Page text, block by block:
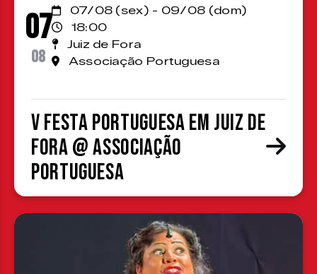
07
08
07/08 (sex) - 09/08 (dom)
18:00
Juiz de Fora
Associação Portuguesa
V Festa Portuguesa em Juiz de
Fora @ Associação
Portuguesa